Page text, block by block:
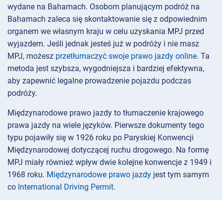
wydane na Bahamach. Osobom planującym podróż na
Bahamach zaleca się skontaktowanie się z odpowiednim
organem we własnym kraju w celu uzyskania MPJ przed
wyjazdem. Jeśli jednak jesteś już w podróży i nie masz
MPJ, możesz przetłumaczyć swoje prawo jazdy online. Ta
metoda jest szybsza, wygodniejsza i bardziej efektywna,
aby zapewnić legalne prowadzenie pojazdu podczas
podróży.
Międzynarodowe prawo jazdy to tłumaczenie krajowego
prawa jazdy na wiele języków. Pierwsze dokumenty tego
typu pojawiły się w 1926 roku po Paryskiej Konwencji
Międzynarodowej dotyczącej ruchu drogowego. Na formę
MPJ miały również wpływ dwie kolejne konwencje z 1949 i
1968 roku. Międzynarodowe prawo jazdy jest tym samym
co International Driving Permit.